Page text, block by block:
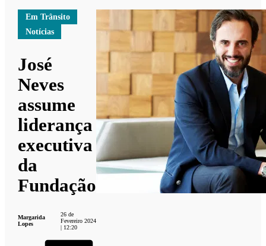
Em Trânsito
Notícias
José
Neves
assume
liderança
executiva
da
Fundação
Margarida
Lopes
26 de
Fevereiro 2024
| 12:20